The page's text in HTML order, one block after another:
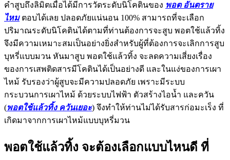
คำสูบถึงลิมิตเมื่อได้มีการวัดระดับนิโคตินของ พอต อันตราย
ไหม ตอบได้เลย ปลอดภัยแน่นอน 100% สามารถที่จะเลือก
ปริมาณระดับนิโคตินได้ตามที่ท่านต้องการจะสูบ พอตใช้แล้วทิ้ง
จึงมีความเหมาะสมเป็นอย่างยิ่งสำหรับผู้ที่ต้องการจะเลิกการสูบ
บุหรี่แบบมวน หันมาสูบ พอตใช้แล้วทิ้ง จะลดความเสี่ยงเรื่อง
ของการเสพติดสารมีโคตินได้เป็นอย่างดี และในแง่ของการเผา
ไหม้ รับรองว่าผู้สูบจะมีความปลอดภัย เพราะมีระบบ
กระบวนการเผาไหม้ ด้วยระบบไฟฟ้า ตัวสร้างไอน้ำ และควัน
(พอตใช้แล้วทิ้ง ควันเยอะ) จึงทำให้ท่านไม่ได้รับสารก่อมะเร็ง ที่
เกิดมาจากการเผาไหม้แบบบุหรี่มวน
พอตใช้แล้วทิ้ง จะต้องเลือกแบบไหนดี ที่